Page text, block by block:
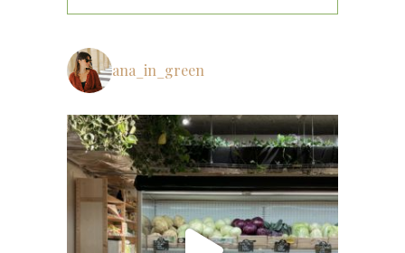
ana_in_green